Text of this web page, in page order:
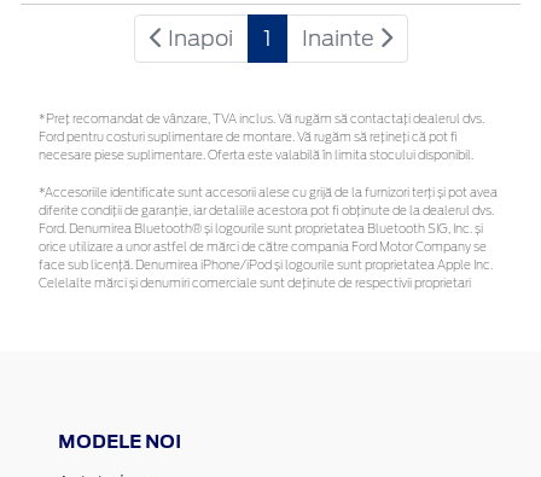
Inapoi 1 Inainte
*Preţ recomandat de vânzare, TVA inclus. Vă rugăm să contactaţi dealerul dvs.
Ford pentru costuri suplimentare de montare. Vă rugăm să rețineți că pot fi
necesare piese suplimentare. Oferta este valabilă în limita stocului disponibil.
*Accesoriile identificate sunt accesorii alese cu grijă de la furnizori terți și pot avea
diferite condiții de garanție, iar detaliile acestora pot fi obținute de la dealerul dvs.
Ford. Denumirea Bluetooth® și logourile sunt proprietatea Bluetooth SIG, Inc. și
orice utilizare a unor astfel de mărci de către compania Ford Motor Company se
face sub licență. Denumirea iPhone/iPod și logourile sunt proprietatea Apple Inc.
Celelalte mărci și denumiri comerciale sunt deținute de respectivii proprietari
MODELE NOI